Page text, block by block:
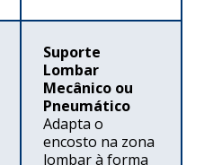
Suporte
Lombar
Mecânico ou
Pneumático
Adapta o
encosto na zona
lombar à forma